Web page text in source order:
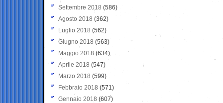
Settembre 2018 (586)
Agosto 2018 (362)
Luglio 2018 (562)
Giugno 2018 (563)
Maggio 2018 (634)
Aprile 2018 (547)
Marzo 2018 (599)
Febbraio 2018 (571)
Gennaio 2018 (607)